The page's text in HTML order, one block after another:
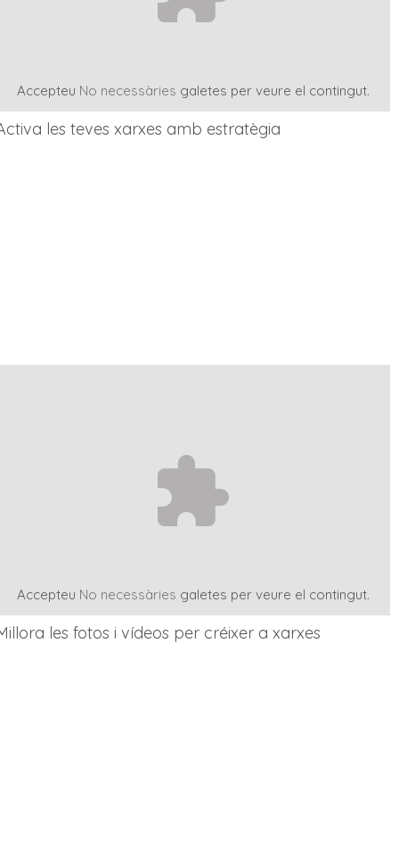
Accepteu No necessàries galetes per veure el contingut.
les teves xarxes amb estratègia
Accepteu No necessàries galetes per veure el contingut.
les fotos i vídeos per créixer a xarxes